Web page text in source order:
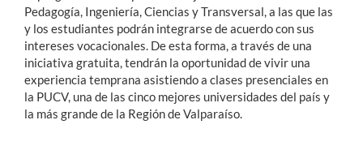
Pedagogía, Ingeniería, Ciencias y Transversal, a las que las
y los estudiantes podrán integrarse de acuerdo con sus
intereses vocacionales. De esta forma, a través de una
iniciativa gratuita, tendrán la oportunidad de vivir una
experiencia temprana asistiendo a clases presenciales en
la PUCV, una de las cinco mejores universidades del país y
la más grande de la Región de Valparaíso.